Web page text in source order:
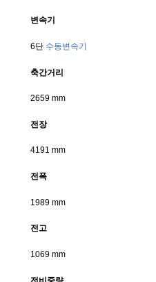
변속기
6단 수동변속기
축간거리
2659 mm
전장
4191 mm
전폭
1989 mm
전고
1069 mm